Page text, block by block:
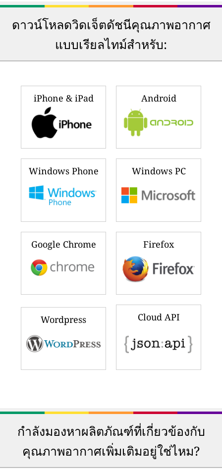
ดาวน์โหลดวิดเจ็ตดัชนีคุณภาพอากาศ
แบบเรียลไทม์สำหรับ:
iPhone & iPad Android
Windows Phone Windows PC
Google Chrome Firefox
Wordpress Cloud API
กำลังมองหาผลิตภัณฑ์ที่เกี่ยวข้องกับ
คุณภาพอากาศเพิ่มเติมอยู่ใช่ไหม?